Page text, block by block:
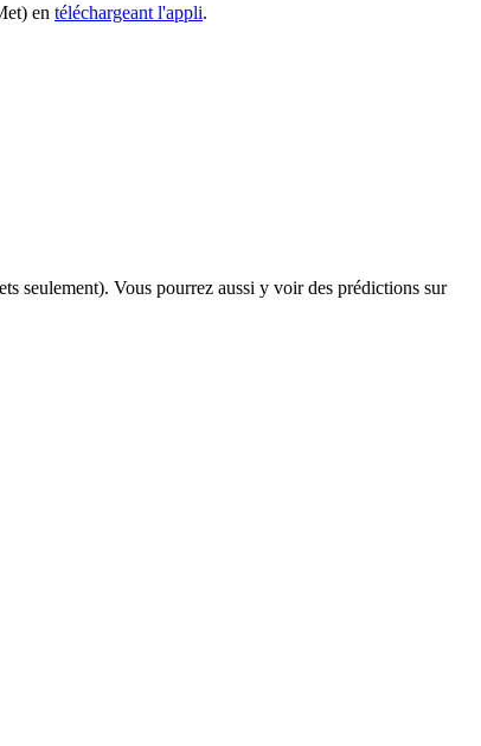
en téléchargeant l'appli.
seulement). Vous pourrez aussi y voir des prédictions sur